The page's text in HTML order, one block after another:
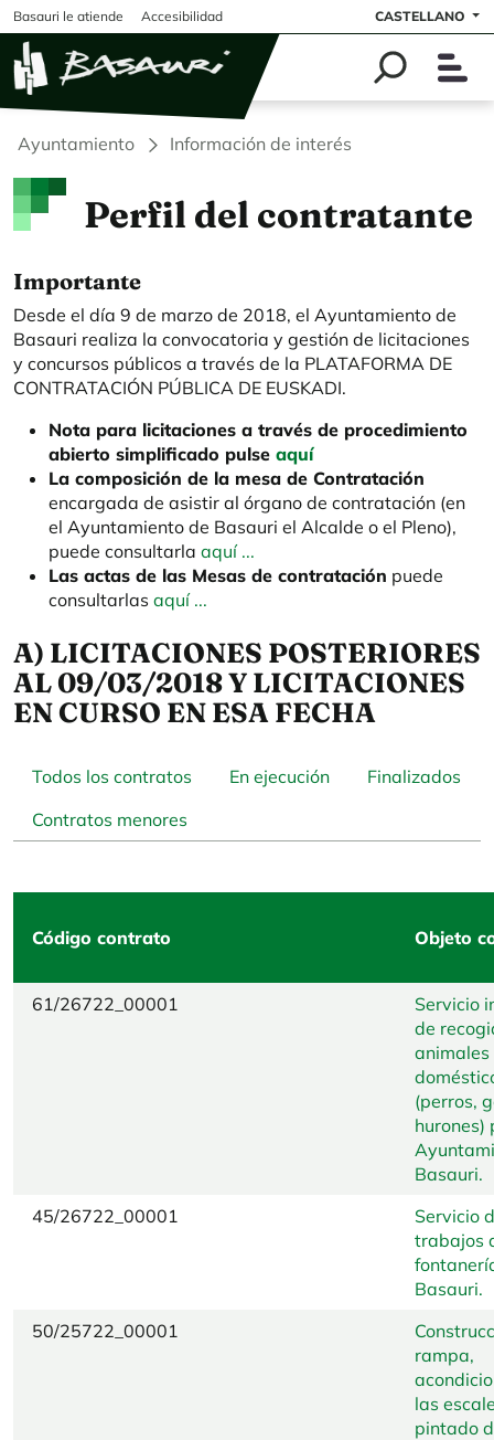
Pasar al contenido principal
Basauri le atiende Accesibilidad CASTELLANO
Ayuntamiento Información de interés
Perfil del contratante
Importante
Desde el día 9 de marzo de 2018, el Ayuntamiento de
Basauri realiza la convocatoria y gestión de licitaciones
y concursos públicos a través de la PLATAFORMA DE
CONTRATACIÓN PÚBLICA DE EUSKADI.
Nota para licitaciones a través de procedimiento
abierto simplificado pulse aquí
La composición de la mesa de Contratación
encargada de asistir al órgano de contratación (en
el Ayuntamiento de Basauri el Alcalde o el Pleno),
puede consultarla aquí ...
Las actas de las Mesas de contratación puede
consultarlas aquí ...
A) LICITACIONES POSTERIORES
AL 09/03/2018 Y LICITACIONES
EN CURSO EN ESA FECHA
Todos los contratos En ejecución
Finalizados
Contratos menores
Código contrato Objeto
61/26722_00001
Servicio
de
animales
(perros,
hurones)
Basauri.
45/26722_00001
Servicio
trabajos
Basauri.
50/25722_00001
rampa,
las
pintado